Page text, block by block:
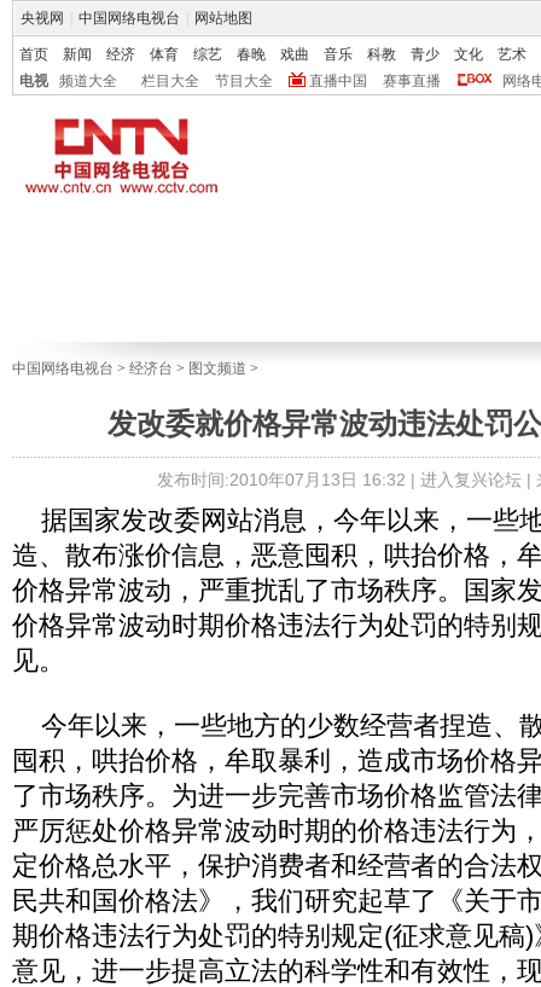
央视网 中国网络电视台 网站地图
首页 新闻 经济 体育 综艺 春晚 戏曲 音乐 科教 青少 文化
艺术
电视
频道大全 栏目大全 节目大全 直播中国 赛事直播 网络
中国网络电视台 > 经济台 > 图文频道 >
发改委就价格异常波动违法处罚
发布时间:2010年07月13日 16:32 | 进入复兴论坛|
据国家发改委网站消息，今年以来，一些
造、散布涨价信息，恶意囤积，哄抬价格，
价格异常波动，严重扰乱了市场秩序。国家
价格异常波动时期价格违法行为处罚的特别
见。
今年以来，一些地方的少数经营者捏造、
囤积，哄抬价格，牟取暴利，造成市场价格
了市场秩序。为进一步完善市场价格监管法
严厉惩处价格异常波动时期的价格违法行为
定价格总水平，保护消费者和经营者的合法
民共和国价格法》，我们研究起草了《关于
期价格违法行为处罚的特别规定(征求意见稿
意见，进一步提高立法的科学性和有效性，